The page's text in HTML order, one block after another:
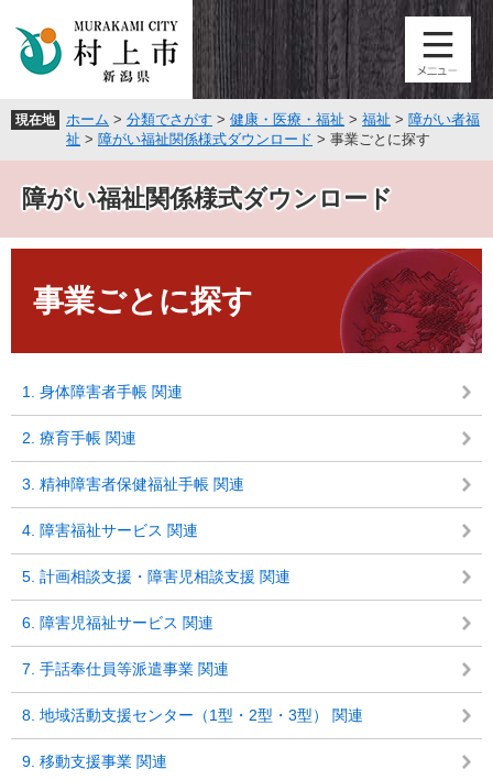
頭
飛
文
現在地 ホーム > 分類でさがす > 健康・医療・福祉 > 福祉 > 障がい者福
祉 > 障がい福祉関係様式ダウンロード > 事業ごとに探す
障がい福祉関係様式ダウンロード
事業ごとに探す
1. 身体障害者手帳 関連
2. 療育手帳 関連
3. 精神障害者保健福祉手帳 関連
4. 障害福祉サービス 関連
5. 計画相談支援・障害児相談支援 関連
6. 障害児福祉サービス 関連
7. 手話奉仕員等派遣事業 関連
8. 地域活動支援センター（1型・2型・3型） 関連
9. 移動支援事業 関連